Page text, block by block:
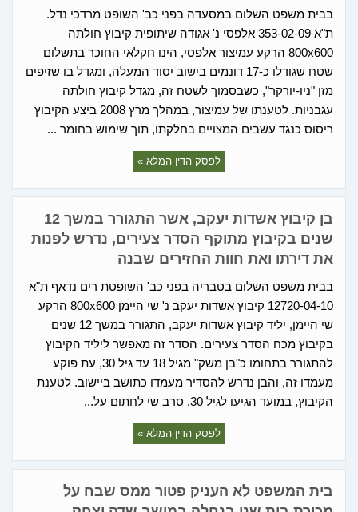
בבית משפט השלום במסעדה בפני כב' השופט מרדכי נדל.
ת"א 353-02-09 אלפסי נ' אגודה שיתופית קיבוץ חולתה
800x600 הרקע עמיצור אלפסי, הינו חקלאי החוכר בתשלום
שטח שגודלו כ-17 דונמים בישוב יסוד המעלה, ומגדל בו שזיפים
מזן "ניו-יורקר", כשבסמוך לשטח זה, מגדל קיבוץ חולתה
עגבניות. לטענתו של עמיצור, במהלך מרץ 2008 ביצע הקיבוץ
ריסוס כנגד עשבים המצויים בחלקתו, תוך שימוש בחומר ...
לפסק הדין המלא »
בן קיבוץ אשדות יעקב, אשר התגורר במשך 12
שנים בקיבוץ מתוקף הסדר צעירים, נדרש לפנות
את דירתו ואת חוות החזירים שבנה
בבית משפט השלום בטבריה בפני כב' השופטת רים נדאף ת"א
12720-04-10 קיבוץ אשדות יעקב נ' שי היימן 800x600 הרקע
שי היימן, יליד קיבוץ אשדות יעקב, התגורר במשך 12 שנים
בקיבוץ מכח הסדר צעירים. הסדר זה מאפשר ליליד הקיבוץ
להתגורר בתחומו כ"בן משק" מגיל 18 עד גיל 30, עת פוקע
מעמדו זה, והבן נדרש להסדיר מעמדו כתושב ביישוב. לטענת
הקיבוץ, במועד הגיעו לגיל 30, סרב שי לחתום על...
לפסק הדין המלא »
בית המשפט לא העניק פטור ממס שבח על